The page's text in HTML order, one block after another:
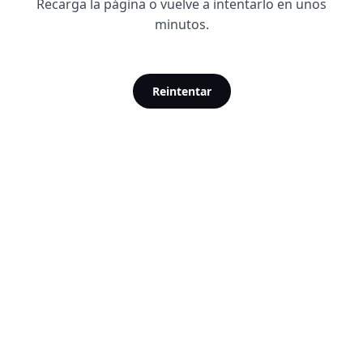
Recarga la página o vuelve a intentarlo en unos
minutos.
Reintentar